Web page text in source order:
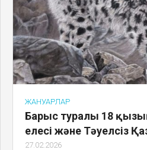
ЖАНУАРЛАР
Барыс туралы 18
елесі және Тәуелсіз
27.02.2026